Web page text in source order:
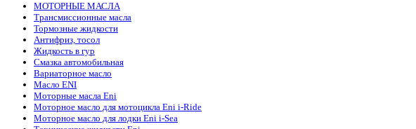
МОТОРНЫЕ МАСЛА
Трансмиссионные масла
Тормозные жидкости
Антифриз, тосол
Жидкость в гур
Смазка автомобильная
Вариаторное масло
Масло ENI
Моторные масла Eni
Моторное масло для мотоцикла Eni i-Ride
Моторное масло для лодки Eni i-Sea